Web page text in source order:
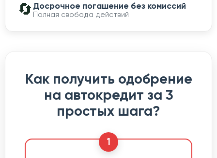
🔄 Досрочное погашение без комиссий
Полная свобода действий
Как получить одобрение
на автокредит за 3
простых шага?
1